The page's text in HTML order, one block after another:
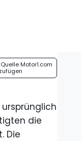
Motor1.com
die
Die